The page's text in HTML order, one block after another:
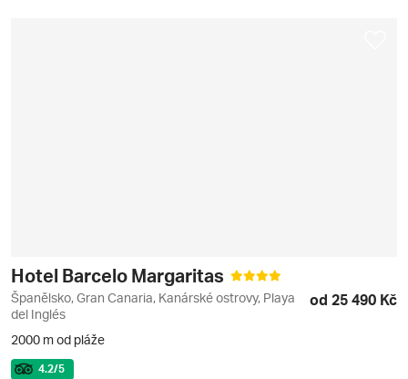
Hotel Barcelo Margaritas
Španělsko, Gran Canaria, Kanárské ostrovy, Playa
del Inglés
od 25 490 Kč
2000 m od pláže
4.2/5